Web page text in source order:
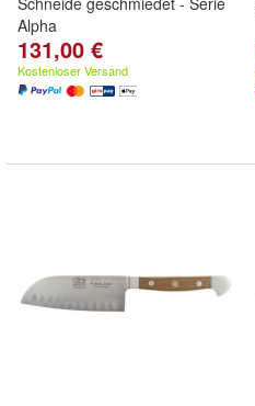
Alpha
131,00 €
Kostenloser Versand